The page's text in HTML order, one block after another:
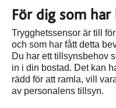
För dig som
Trygghetssensor är till
och som har fått detta
Du har ett tillsynsbehov
in i din bostad. Det kan
rädd för att ramla, vill
av personalens tillsyn.